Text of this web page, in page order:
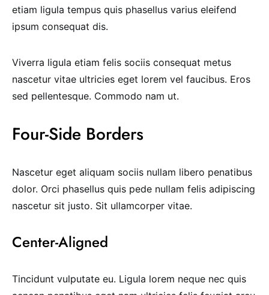
etiam ligula tempus quis phasellus varius eleifend
ipsum consequat dis.
Viverra ligula etiam felis sociis consequat metus
nascetur vitae ultricies eget lorem vel faucibus. Eros
sed pellentesque. Commodo nam ut.
Four-Side Borders
Nascetur eget aliquam sociis nullam libero penatibus
dolor. Orci phasellus quis pede nullam felis adipiscing
nascetur sit justo. Sit ullamcorper vitae.
Center-Aligned
Tincidunt vulputate eu. Ligula lorem neque nec quis